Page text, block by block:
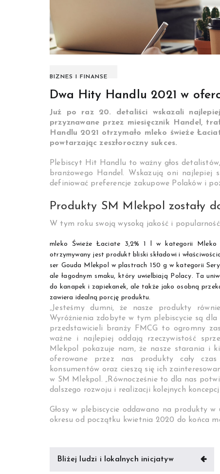
BIZNES I FINANSE
Dwa Hity Handlu 2021 w
Już po raz 20. detaliści wskazali
przyznawane przez miesięcznik Handel,
Handlu 2021 otrzymało mleko świeże
powtarzając zeszłoroczny sukces.
Plebiscyt Hit Handlu to ważny głos
branżowego Handel. Wskazują oni najlepiej
definiować preferencje zakupowe Polaków i
Produkty SM Mlekpol zostały
W tym roku swoją wysoką jakość i
mleko Świeże Łaciate 3,2% 1 l w kategorii
otrzymywany jest produkt bliski składowi i
ser Gouda Mlekpol w plastrach 150 g w kategorii
ale łagodnym smaku, który uwielbiają Polacy. Ta
do kanapek i zapiekanek, ale także jako osobną
zawiera idealną porcję produktu.
„Jesteśmy dumni, że nasze produkty
Wyróżnienia zdobyte w tym plebiscycie są dla
przedstawicieli branży FMCG to ogromny
ważne i najlepiej oddają rzeczywistość
Mlekpol pokazuje nam, że nasze starania i
oferowane przez nas produkty cały czas
konsumentów oraz cieszą się ich
w SM Mlekpol. „Równocześnie to dla nas
dalszego rozwoju i realizacji kolejnych
Głosy w plebiscycie oddawano na produkty
okresu od początku kwietnia 2020 do końca
Nawigacja
Bliżej ludzi i lokalnych inicjatyw